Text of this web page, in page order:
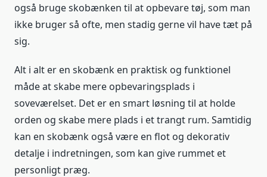
også bruge skobænken til at opbevare tøj, som man
ikke bruger så ofte, men stadig gerne vil have tæt på
sig.
Alt i alt er en skobænk en praktisk og funktionel
måde at skabe mere opbevaringsplads i
soveværelset. Det er en smart løsning til at holde
orden og skabe mere plads i et trangt rum. Samtidig
kan en skobænk også være en flot og dekorativ
detalje i indretningen, som kan give rummet et
personligt præg.